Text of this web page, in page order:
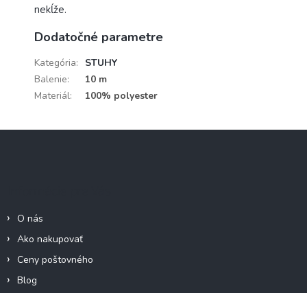
nekĺže.
Dodatočné parametre
Kategória:
STUHY
Balenie:
10 m
Materiál: 100% polyester
O nás
Ako nakupovať
Ceny poštovného
Blog